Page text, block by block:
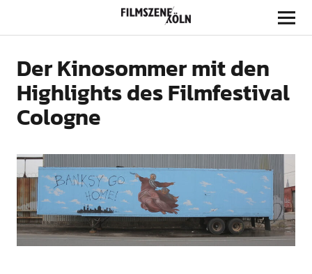
Filmszene Köln
Der Kinosommer mit den
Highlights des Filmfestival
Cologne